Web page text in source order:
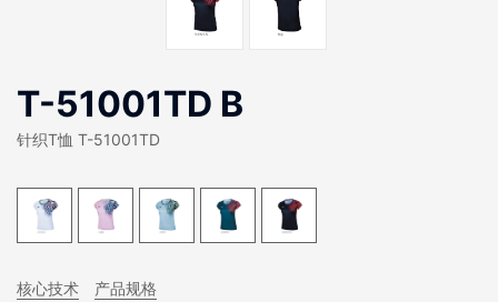
T-51001TD B
针织T恤 T-51001TD
核心技术 产品规格